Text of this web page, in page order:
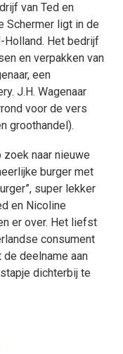
van Ted en
Schermer ligt in de
Holland. Het bedrijf
en verpakken van
een
J.H. Wagenaar
voor de vers
groothandel).
naar nieuwe
burger met
super lekker
en Nicoline
er over. Het liefst
consument
deelname aan
dichterbij te